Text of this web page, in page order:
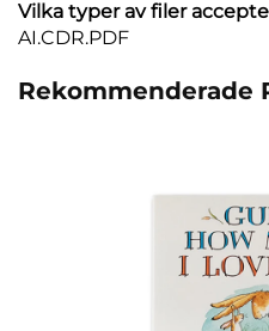
Vilka typer av filer
AI.CDR.PDF
Rekommenderade